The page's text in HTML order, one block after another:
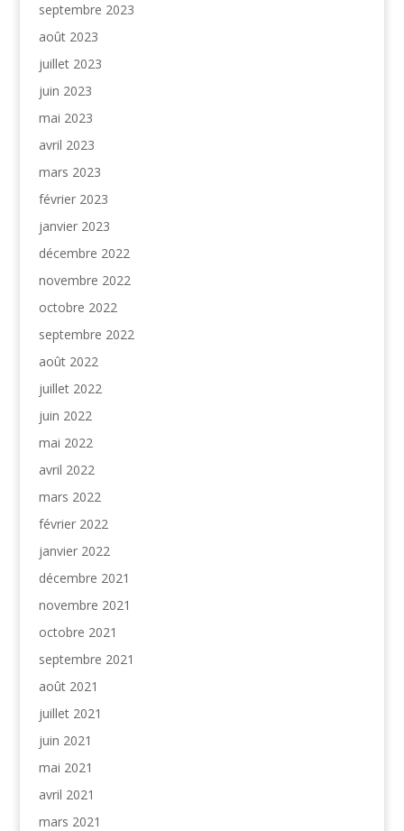
septembre 2023
août 2023
juillet 2023
juin 2023
mai 2023
avril 2023
mars 2023
février 2023
janvier 2023
décembre 2022
novembre 2022
octobre 2022
septembre 2022
août 2022
juillet 2022
juin 2022
mai 2022
avril 2022
mars 2022
février 2022
janvier 2022
décembre 2021
novembre 2021
octobre 2021
septembre 2021
août 2021
juillet 2021
juin 2021
mai 2021
avril 2021
mars 2021